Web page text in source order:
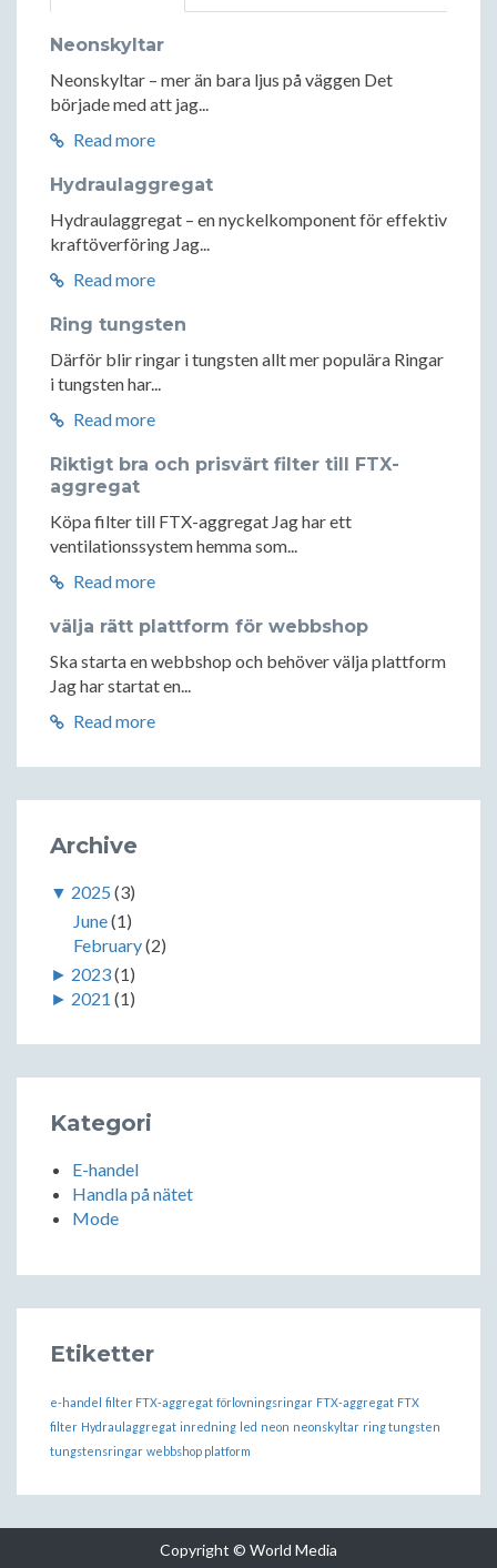
Neonskyltar
Neonskyltar – mer än bara ljus på väggen Det
började med att jag...
Read more
Hydraulaggregat
Hydraulaggregat – en nyckelkomponent för effektiv
kraftöverföring Jag...
Read more
Ring tungsten
Därför blir ringar i tungsten allt mer populära Ringar
i tungsten har...
Read more
Riktigt bra och prisvärt filter till FTX-
aggregat
Köpa filter till FTX-aggregat Jag har ett
ventilationssystem hemma som...
Read more
välja rätt plattform för webbshop
Ska starta en webbshop och behöver välja plattform
Jag har startat en...
Read more
Archive
▼ 2025 (3)
June(1)
February(2)
► 2023(1)
► 2021 (1)
Kategori
E-handel
Handla på nätet
Mode
Etiketter
e-handel filter FTX-aggregat förlovningsringar FTX-aggregat FTX
filter Hydraulaggregat inredning led neon neonskyltar ring tungsten
tungstensringar webbshop platform
Copyright © World Media